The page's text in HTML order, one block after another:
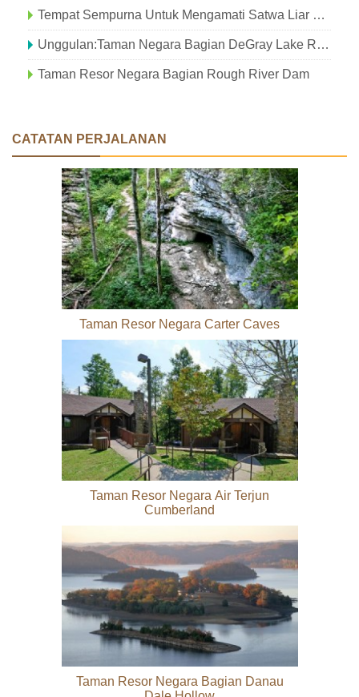
Tempat Sempurna Untuk Mengamati Satwa Liar Di Hampir Surga
Unggulan:Taman Negara Bagian DeGray Lake Resort
Taman Resor Negara Bagian Rough River Dam
CATATAN PERJALANAN
Taman Resor Negara Carter Caves
Taman Resor Negara Air Terjun
Cumberland
Taman Resor Negara Bagian Danau